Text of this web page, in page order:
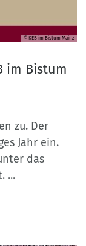
© KEB im Bistum Mainz
im Bistum
zu. Der
Jahr ein.
das
...